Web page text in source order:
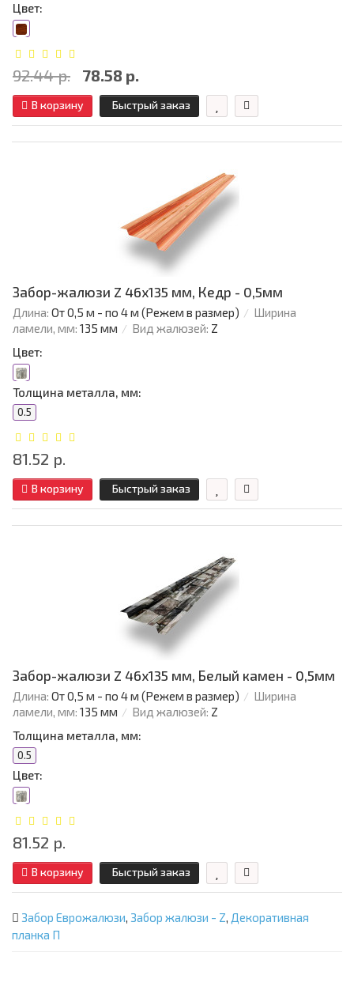
Цвет:
92.44 р. 78.58 р.
В корзину Быстрый заказ
Забор-жалюзи Z 46х135 мм, Кедр - 0,5мм
Длина: От 0,5 м - по 4 м (Режем в размер)
Ширина
ламели, мм: 135 мм Вид жалюзей: Z
Цвет:
Толщина металла, мм:
0.5
81.52 р.
В корзину Быстрый заказ
Забор-жалюзи Z 46х135 мм, Белый камен - 0,5мм
Длина: От 0,5 м - по 4 м (Режем в размер)
Ширина
ламели, мм: 135 мм Вид жалюзей: Z
Толщина металла, мм:
0.5
Цвет:
81.52 р.
В корзину Быстрый заказ
Забор Еврожалюзи, Забор жалюзи - Z, Декоративная
планка П